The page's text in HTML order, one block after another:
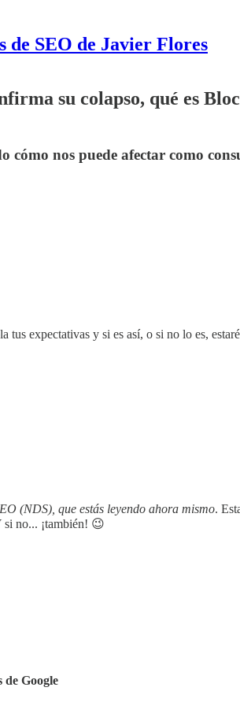
de SEO de Javier Flores
su colapso, qué es
cómo nos puede afectar como
expectativas y si es así, o si no lo es,
(NDS), que estás leyendo ahora mismo.
si no... ¡también! 😉
de Google